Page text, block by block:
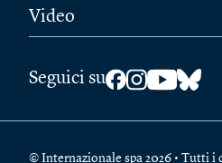
Video
Seguici su
© Internazionale spa 2026 • Tutti i